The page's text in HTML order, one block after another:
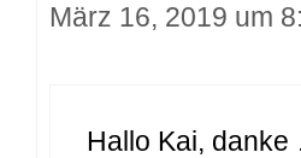
März 16, 2019 um
Hallo Kai,